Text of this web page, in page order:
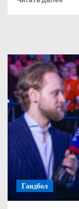
во
Гандбол